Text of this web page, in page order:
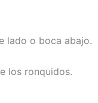
lado o boca abajo.
los ronquidos.